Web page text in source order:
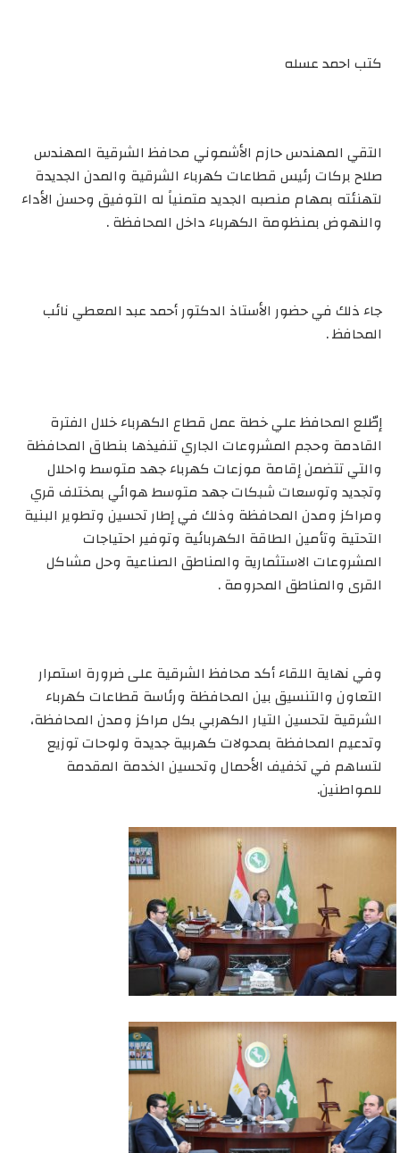
كتب احمد عسله
التقي المهندس حازم الأشموني محافظ الشرقية المهندس
صلاح بركات رئيس قطاعات كهرباء الشرقية والمدن الجديدة
لتهنئته بمهام منصبه الجديد متمنياً له التوفيق وحسن الأداء
والنهوض بمنظومة الكهرباء داخل المحافظة .
جاء ذلك في حضور الأستاذ الدكتور أحمد عبد المعطي نائب
المحافظ .
إطّلع المحافظ علي خطة عمل قطاع الكهرباء خلال الفترة
القادمة وحجم المشروعات الجاري تنفيذها بنطاق المحافظة
والتي تتضمن إقامة موزعات كهرباء جهد متوسط واحلال
وتجديد وتوسعات شبكات جهد متوسط هوائي بمختلف قري
ومراكز ومدن المحافظة وذلك في إطار تحسين وتطوير البنية
التحتية وتأمين الطاقة الكهربائية وتوفير احتياجات
المشروعات الاستثمارية والمناطق الصناعية وحل مشاكل
القرى والمناطق المحرومة .
وفي نهاية اللقاء أكد محافظ الشرقية على ضرورة استمرار
التعاون والتنسيق بين المحافظة ورئاسة قطاعات كهرباء
الشرقية لتحسين التيار الكهربي بكل مراكز ومدن المحافظة،
وتدعيم المحافظة بمحولات كهربية جديدة ولوحات توزيع
لتساهم في تخفيف الأحمال وتحسين الخدمة المقدمة
للمواطنين.